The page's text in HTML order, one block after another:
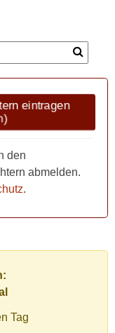
eintragen
den
abmelden.
.
Tag